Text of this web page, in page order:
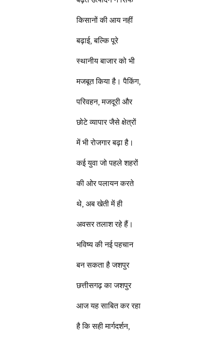
किसानों की आय नहीं
बढ़ाई, बल्कि पूरे
स्थानीय बाजार को भी
मजबूत किया है। पैकिंग,
परिवहन, मजदूरी और
छोटे व्यापार जैसे क्षेत्रों
में भी रोजगार बढ़ा है।
कई युवा जो पहले शहरों
की ओर पलायन करते
थे, अब खेती में ही
अवसर तलाश रहे हैं।
भविष्य की नई पहचान
बन सकता है जशपुर
छत्तीसगढ़ का जशपुर
आज यह साबित कर रहा
है कि सही मार्गदर्शन,